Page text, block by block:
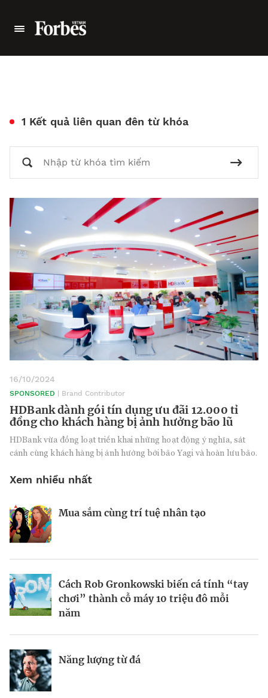
1 Kết quả liên quan đên từ khóa
16/10/2024
SPONSORED | Brand Contributor
HDBank dành gói tín dụng ưu đãi 12.000 tỉ
đồng cho khách hàng bị ảnh hưởng bão lũ
HDBank vừa đồng loạt triển khai những hoạt động ý nghĩa, sát
cánh cùng khách hàng bị ảnh hưởng bởi bão Yagi và hoàn lưu bão.
Xem nhiều nhất
Mua sắm cùng trí tuệ nhân tạo
Cách Rob Gronkowski biến cá tính “tay
chơi” thành cỗ máy 10 triệu đô mỗi
năm
Năng lượng từ đá
Nhà sáng lập 25 tuổi và tham vọng lật
Thợ săn khoản vay
Nếu biết tận dụng, AI sẽ giúp điều hành
công ty tốt hơn
Kiểm soát bất ổn và bảo vệ sức khỏe
BRANDCONNECT | Brand Contributor
Champagne hàng đầu cho chất riêng
mùa lễ hội
Kết nối liên vùng: Đòn bẩy chiến lược